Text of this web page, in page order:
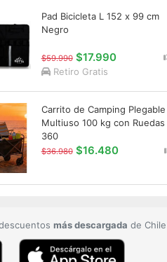
Pad Bicicleta L 152 x 99 cm
Negro
$59.990 $17.990
Retiro Gratis
Carrito de Camping Plegable
Multiuso 100 kg con Ruedas
360
$36.980 $16.480
más descargada de Chile